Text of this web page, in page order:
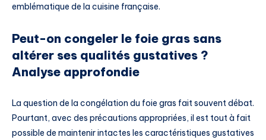
emblématique de la cuisine française.
Peut-on congeler le foie gras sans
altérer ses qualités gustatives ?
Analyse approfondie
La question de la congélation du foie gras fait souvent débat.
Pourtant, avec des précautions appropriées, il est tout à fait
possible de maintenir intactes les caractéristiques gustatives